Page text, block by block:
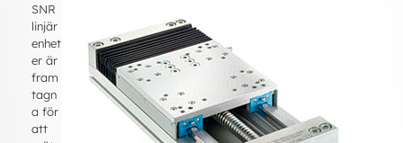
SNR
linjär
enhet
er är
fram
tagn
a för
att